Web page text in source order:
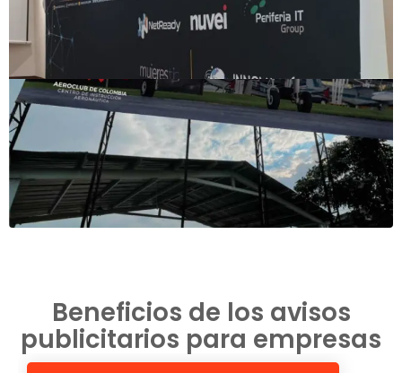
Beneficios de los avisos
publicitarios para empresas